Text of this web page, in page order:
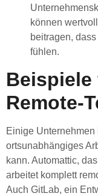
können
beitragen,
fühlen.
Remote-
Einige
ortsunabhängiges
kann. Automattic,
arbeitet komplett
Auch GitLab, ein